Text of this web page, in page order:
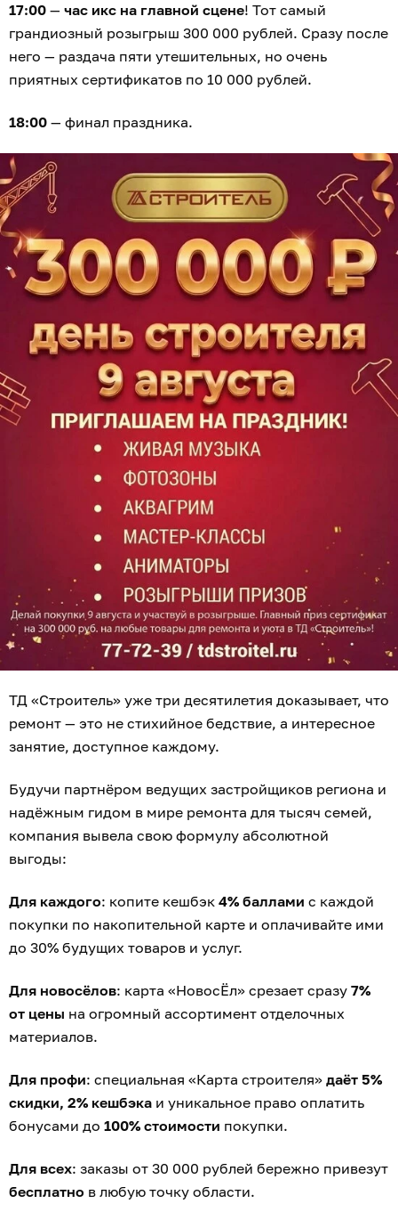
17:00 — час икс на главной сцене! Тот самый
грандиозный розыгрыш 300 000 рублей. Сразу после
него — раздача пяти утешительных, но очень
приятных сертификатов по 10 000 рублей.
18:00 — финал праздника.
ТД «Строитель» уже три десятилетия доказывает, что
ремонт — это не стихийное бедствие, а интересное
занятие, доступное каждому.
Будучи партнёром ведущих застройщиков региона и
надёжным гидом в мире ремонта для тысяч семей,
компания вывела свою формулу абсолютной
выгоды:
Для каждого: копите кешбэк 4% баллами с каждой
покупки по накопительной карте и оплачивайте ими
до 30% будущих товаров и услуг.
Для новосёлов: карта «НовосЁл» срезает сразу 7%
от цены на огромный ассортимент отделочных
материалов.
Для профи: специальная «Карта строителя» даёт 5%
скидки, 2% кешбэка и уникальное право оплатить
бонусами до 100% стоимости покупки.
Для всех: заказы от 30 000 рублей бережно привезут
бесплатно в любую точку области.